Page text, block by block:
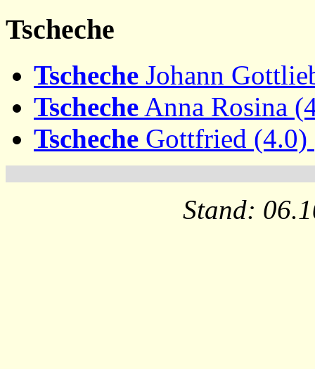
Tscheche
Tscheche Johann
Tscheche Anna Rosina
Tscheche Gottfried (4.0)
Stand: